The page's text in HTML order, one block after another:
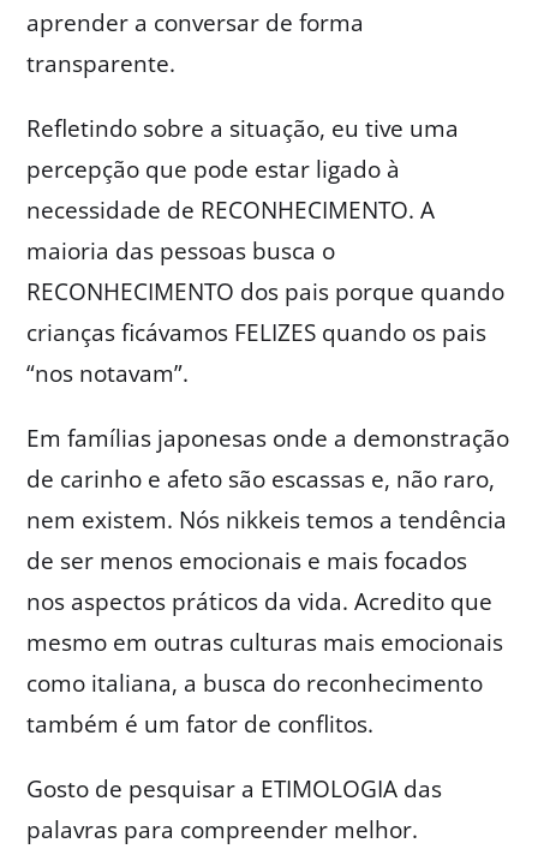
aprender a conversar de forma
transparente.
Refletindo sobre a situação, eu tive uma
percepção que pode estar ligado à
necessidade de RECONHECIMENTO. A
maioria das pessoas busca o
RECONHECIMENTO dos pais porque quando
crianças ficávamos FELIZES quando os pais
“nos notavam”.
Em famílias japonesas onde a demonstração
de carinho e afeto são escassas e, não raro,
nem existem. Nós nikkeis temos a tendência
de ser menos emocionais e mais focados
nos aspectos práticos da vida. Acredito que
mesmo em outras culturas mais emocionais
como italiana, a busca do reconhecimento
também é um fator de conflitos.
Gosto de pesquisar a ETIMOLOGIA das
palavras para compreender melhor.